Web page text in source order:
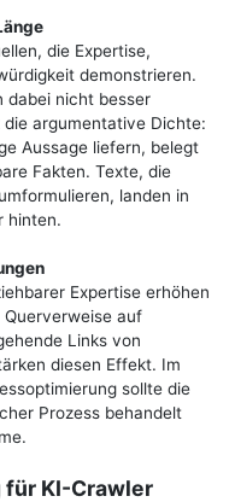
die Expertise,
demonstrieren.
dabei nicht besser
argumentative Dichte:
Aussage liefern, belegt
Fakten. Texte, die
landen in
hinten.
Expertise erhöhen
auf
Links von
diesen Effekt. Im
sollte die
Prozess behandelt
für KI-Crawler